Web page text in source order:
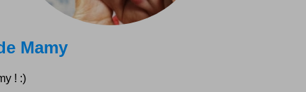
Mamy
! :)